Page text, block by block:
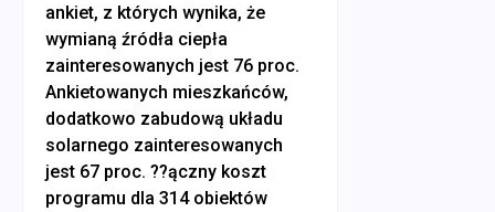
ankiet, z których wynika, że
wymianą źródła ciepła
zainteresowanych jest 76 proc.
Ankietowanych mieszkańców,
dodatkowo zabudową układu
solarnego zainteresowanych
jest 67 proc. ??ączny koszt
programu dla 314 obiektów